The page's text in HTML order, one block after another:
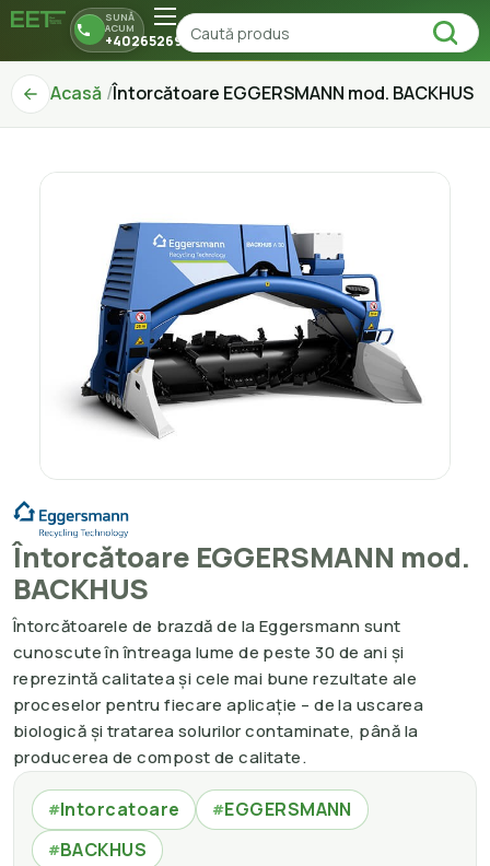
SUNĂ
ACUM
+40265269150
Acasă Întorcătoare EGGERSMANN mod. BACKHUS
Întorcătoare EGGERSMANN mod.
BACKHUS
Întorcătoarele de brazdă de la Eggersmann sunt
cunoscute în întreaga lume de peste 30 de ani și
reprezintă calitatea și cele mai bune rezultate ale
proceselor pentru fiecare aplicație – de la uscarea
biologică și tratarea solurilor contaminate, până la
producerea de compost de calitate.
#Intorcatoare #EGGERSMANN
#BACKHUS